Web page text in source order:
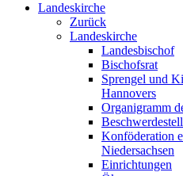
Landeskirche
Zurück
Landeskirche
Landesbischof
Bischofsrat
Sprengel und
Hannovers
Organigramm
Konföderation
Niedersachsen
Einrichtungen